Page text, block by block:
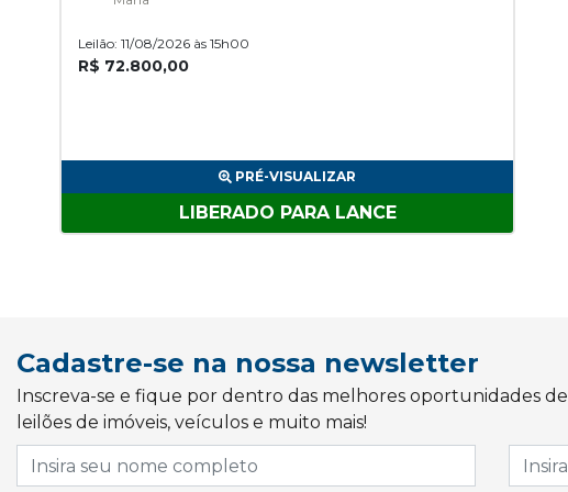
Leilão: 11/08/2026 às 15h00
R$ 72.800,00
PRÉ-VISUALIZAR
LIBERADO PARA LANCE
Cadastre-se na nossa newsletter
Inscreva-se e fique por dentro das melhores oportunidades de
leilões de imóveis, veículos e muito mais!